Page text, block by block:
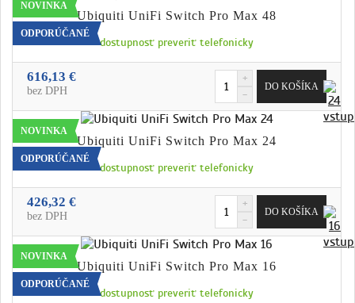
NOVINKA
ODPORÚČANÉ
Ubiquiti UniFi Switch Pro Max 48
dostupnosť preveriť telefonicky
616,13 €
bez DPH
NOVINKA
ODPORÚČANÉ
Ubiquiti UniFi Switch Pro Max 24
dostupnosť preveriť telefonicky
426,32 €
bez DPH
NOVINKA
ODPORÚČANÉ
Ubiquiti UniFi Switch Pro Max 16
dostupnosť preveriť telefonicky